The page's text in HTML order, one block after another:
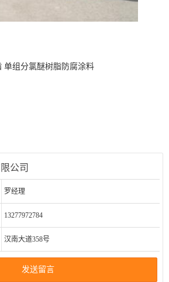
单组分氯醚树脂防腐涂料
公司
罗经理
13277972784
汉南大道358号
发送留言